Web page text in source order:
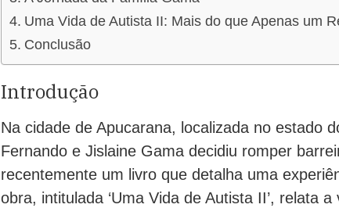
Uma Vida de Autista II: Mais do que Apenas um
Conclusão
Introdução
Na cidade de Apucarana, localizada no estado
Fernando e Jislaine Gama decidiu romper
recentemente um livro que detalha uma
obra, intitulada ‘Uma Vida de Autista II’, relata